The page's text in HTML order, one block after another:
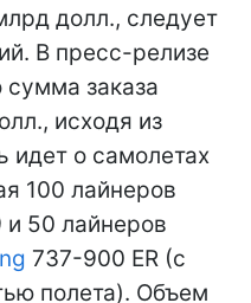
долл., следует
В пресс-релизе
сумма заказа
исходя из
идет о самолетах
100 лайнеров
и 50 лайнеров
737-900 ER (с
полета). Объем